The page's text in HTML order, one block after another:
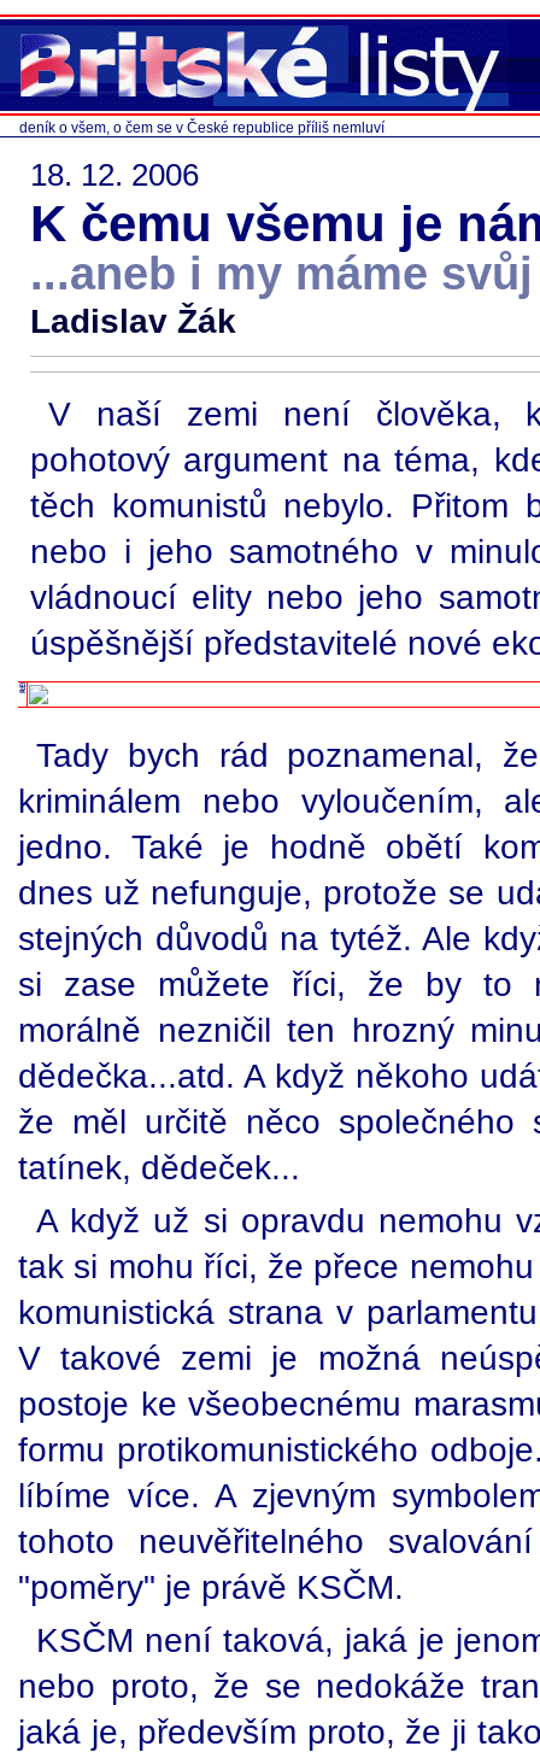
deník o všem, o čem se v České republice příliš nemluví
18. 12. 2006
K čemu všemu je
...aneb i my máme
Ladislav Žák
V naší zemi není člověka,
pohotový argument na téma,
těch komunistů nebylo. Přitom
nebo i jeho samotného v
vládnoucí elity nebo jeho
úspěšnější představitelé nové
Tady bych rád poznamenal,
kriminálem nebo vyloučením,
jedno. Také je hodně obětí
dnes už nefunguje, protože se
stejných důvodů na tytéž. Ale
si zase můžete říci, že by to
morálně nezničil ten hrozný
dědečka...atd. A když někoho
že měl určitě něco společného
tatínek, dědeček...
A když už si opravdu nemohu
tak si mohu říci, že přece
komunistická strana v
V takové zemi je možná
postoje ke všeobecnému
formu protikomunistického
líbíme více. A zjevným
tohoto neuvěřitelného
"poměry" je právě KSČM.
KSČM není taková, jaká je
nebo proto, že se nedokáže
jaká je, především proto, že ji